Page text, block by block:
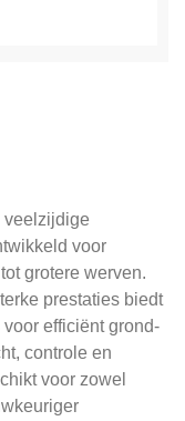
veelzijdige
voor
grotere werven.
prestaties biedt
efficiënt grond-
controle en
voor zowel